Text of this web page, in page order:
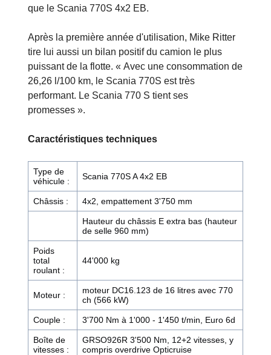
que le Scania 770S 4x2 EB.
Après la première année d'utilisation, Mike Ritter
tire lui aussi un bilan positif du camion le plus
puissant de la flotte. « Avec une consommation de
26,26 l/100 km, le Scania 770S est très
performant. Le Scania 770 S tient ses
promesses ».
Caractéristiques techniques
Type de
véhicule :
Scania 770S A 4x2 EB
Châssis : 4x2, empattement 3'750 mm
Hauteur du châssis E extra bas (hauteur
de selle 960 mm)
Poids
total
roulant :
44'000 kg
Moteur :
moteur DC16.123 de 16 litres avec 770
ch (566 kW)
Couple : 3'700 Nm à 1'000 - 1'450 t/min, Euro 6d
Boîte de
vitesses :
GRSO926R 3'500 Nm, 12+2 vitesses, y
compris overdrive Opticruise